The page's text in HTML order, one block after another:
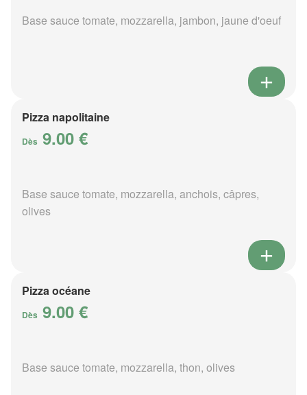
Base sauce tomate, mozzarella, jambon, jaune d'oeuf
Pizza napolitaine
Dès 9.00 €
Base sauce tomate, mozzarella, anchois, câpres,
olives
Pizza océane
Dès 9.00 €
Base sauce tomate, mozzarella, thon, olives